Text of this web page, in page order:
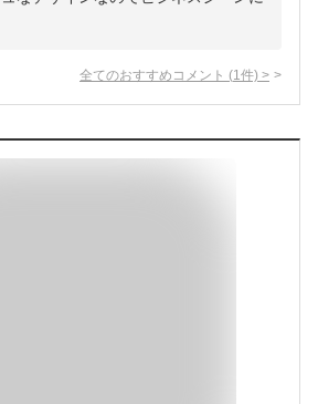
全てのおすすめコメント (1 件) >